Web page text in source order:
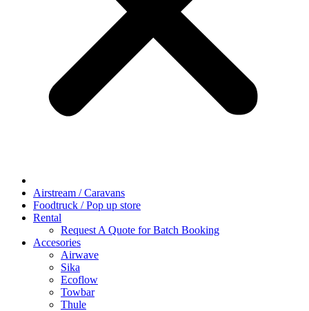
Airstream / Caravans
Foodtruck / Pop up store
Rental
Request A Quote for Batch Booking
Accesories
Airwave
Sika
Ecoflow
Towbar
Thule